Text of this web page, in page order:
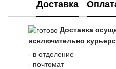
Доставка
Доставка
исключительно
- в отделение
- почтомат